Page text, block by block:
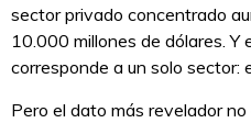
sector privado concentrado
10.000 millones de dólares. Y
corresponde a un solo sector:
Pero el dato más revelador